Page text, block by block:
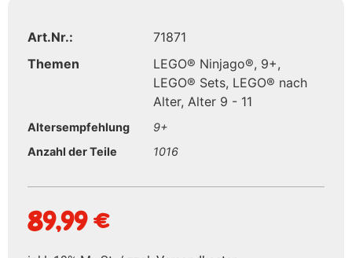
Art.Nr.:
71871
Themen
LEGO® Ninjago®, 9+,
LEGO® Sets, LEGO® nach
Alter, Alter 9 - 11
Altersempfehlung
9+
Anzahl der Teile
1016
89,99€